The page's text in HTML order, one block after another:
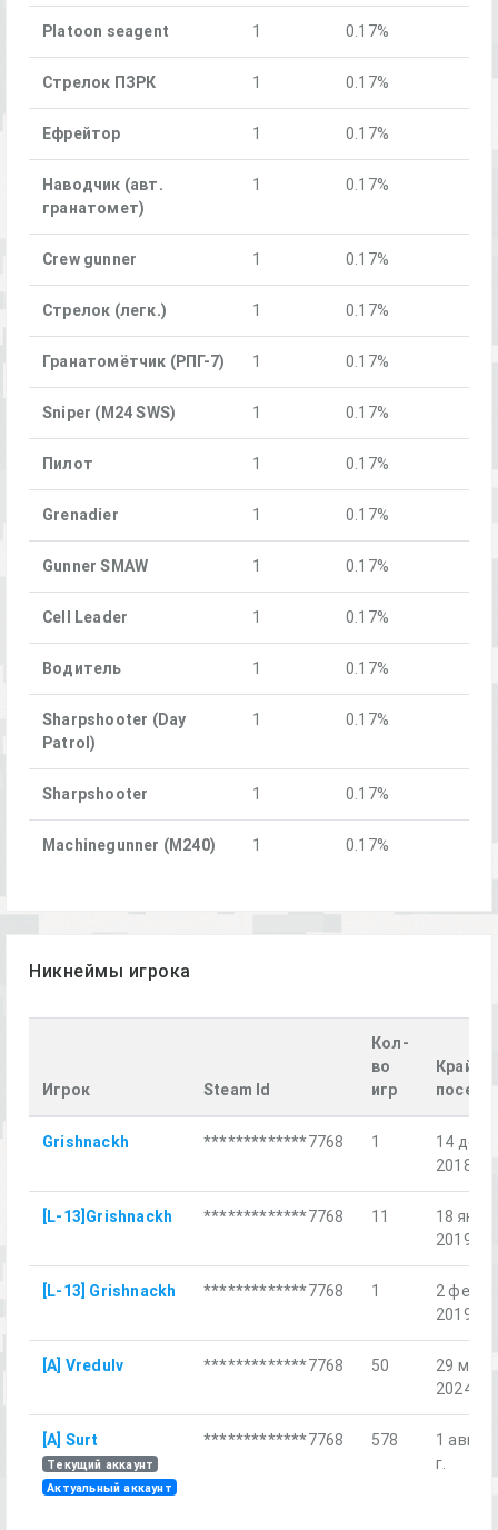
Platoon seagent 1 0.17%
Стрелок ПЗРК 1 0.17%
Ефрейтор 1 0.17%
Наводчик (авт.
гранатомет)
1 0.17%
Crew gunner 1 0.17%
Стрелок (легк.) 1 0.17%
Гранатомётчик (РПГ-7) 1 0.17%
Sniper (M24 SWS) 1 0.17%
Пилот 1 0.17%
Grenadier 1 0.17%
Gunner SMAW 1 0.17%
Cell Leader 1 0.17%
Водитель 1 0.17%
Sharpshooter (Day
Patrol)
1 0.17%
Sharpshooter 1 0.17%
Machinegunner (M240) 1 0.17%
Никнеймы игрока
Игрок Steam Id
Кол-
во
игр
Grishnackh *************7768 1
14 дек.
2018 г.
[L-13]Grishnackh *************7768 11
18 янв.
2019 г.
[L-13] Grishnackh *************7768 1
2 февр.
2019 г.
[A] Vredulv *************7768 50
29 мар.
2024 г.
[A] Surt
Текущий аккаунт
Актуальный аккаунт
*************7768 578
1 авг.
г.